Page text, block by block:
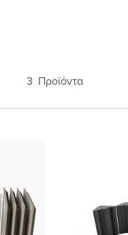
3 Προϊόντα